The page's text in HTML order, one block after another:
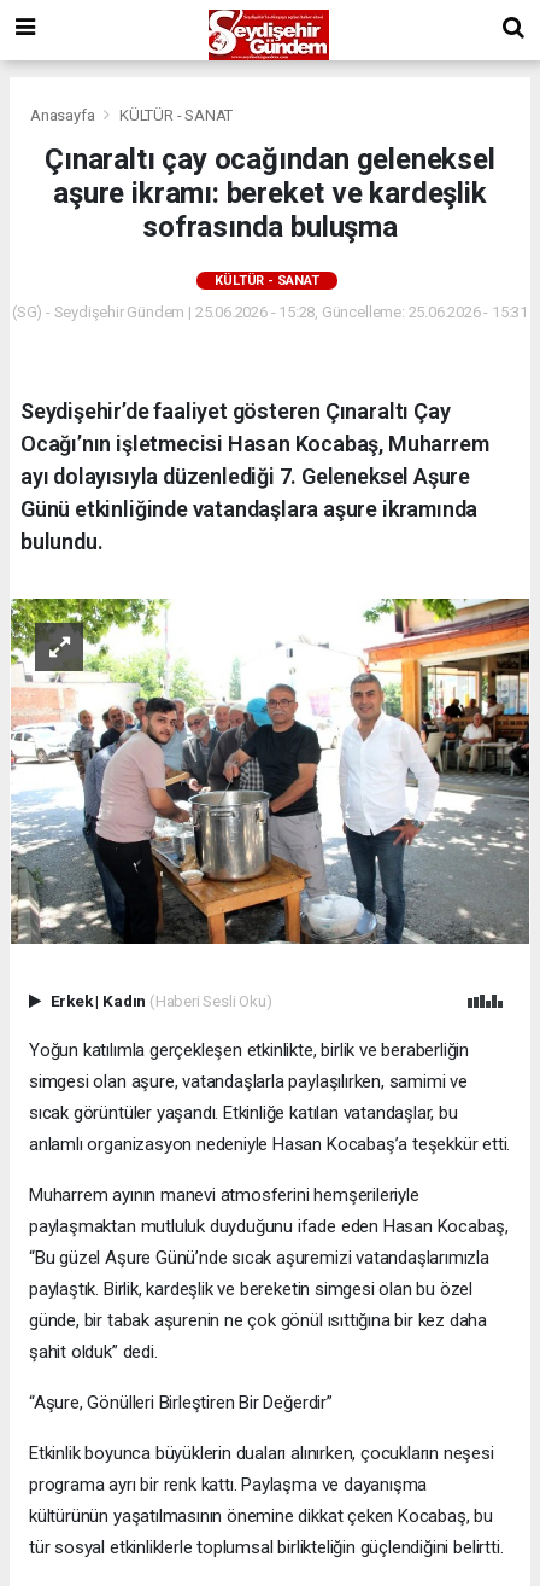
Anasayfa KÜLTÜR - SANAT
Çınaraltı çay ocağından geleneksel
aşure ikramı: bereket ve kardeşlik
sofrasında buluşma
KÜLTÜR - SANAT
(SG) - Seydişehir Gündem | 25.06.2026 - 15:28, Güncelleme: 25.06.2026 - 15:31
Seydişehir’de faaliyet gösteren Çınaraltı Çay
Ocağı’nın işletmecisi Hasan Kocabaş, Muharrem
ayı dolayısıyla düzenlediği 7. Geleneksel Aşure
Günü etkinliğinde vatandaşlara aşure ikramında
bulundu.
Erkek| Kadın (Haberi Sesli Oku)
Yoğun katılımla gerçekleşen etkinlikte, birlik ve beraberliğin
simgesi olan aşure, vatandaşlarla paylaşılırken, samimi ve
sıcak görüntüler yaşandı. Etkinliğe katılan vatandaşlar, bu
anlamlı organizasyon nedeniyle Hasan Kocabaş’a teşekkür etti.
Muharrem ayının manevi atmosferini hemşerileriyle
paylaşmaktan mutluluk duyduğunu ifade eden Hasan Kocabaş,
“Bu güzel Aşure Günü’nde sıcak aşuremizi vatandaşlarımızla
paylaştık. Birlik, kardeşlik ve bereketin simgesi olan bu özel
günde, bir tabak aşurenin ne çok gönül ısıttığına bir kez daha
şahit olduk” dedi.
“Aşure, Gönülleri Birleştiren Bir Değerdir”
Etkinlik boyunca büyüklerin duaları alınırken, çocukların neşesi
programa ayrı bir renk kattı. Paylaşma ve dayanışma
kültürünün yaşatılmasının önemine dikkat çeken Kocabaş, bu
tür sosyal etkinliklerle toplumsal birlikteliğin güçlendiğini belirtti.